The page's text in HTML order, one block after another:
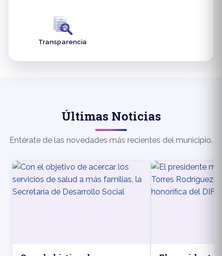
Transparencia
Últimas Noticias
Entérate de las novedades más recientes del municipio.